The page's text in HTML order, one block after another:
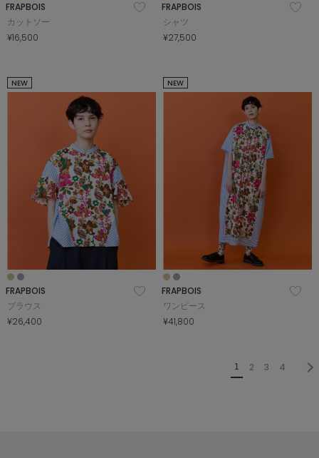
FRAPBOIS
カットソー
¥16,500
FRAPBOIS
シャツ
¥27,500
NEW
FRAPBOIS
ブラウス
¥26,400
NEW
FRAPBOIS
ワンピース
¥41,800
1 2 3 4